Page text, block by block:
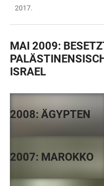
2017.
MAI 2009:
ISRAEL
+5
2008: ÄGYPTEN
+17
2007: MAROKKO